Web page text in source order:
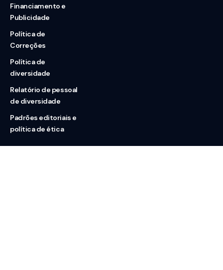
Financiamento e
Publicidade
Política de
Correções
Política de
diversidade
Relatório de pessoal
de diversidade
Padrões editoriais e
política de ética